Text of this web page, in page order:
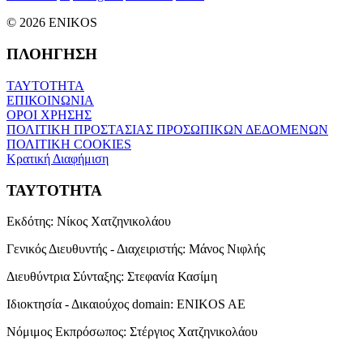
© 2026 ENIKOS
ΠΛΟΗΓΗΣΗ
ΤΑΥΤΟΤΗΤΑ
ΕΠΙΚΟΙΝΩΝΙΑ
ΟΡΟΙ ΧΡΗΣΗΣ
ΠΟΛΙΤΙΚΗ ΠΡΟΣΤΑΣΙΑΣ ΠΡΟΣΩΠΙΚΩΝ ΔΕΔΟΜΕΝΩΝ
ΠΟΛΙΤΙΚΗ COOKIES
Κρατική Διαφήμιση
ΤΑΥΤΟΤΗΤΑ
Εκδότης: Νίκος Χατζηνικολάου
Γενικός Διευθυντής - Διαχειριστής: Μάνος Νιφλής
Διευθύντρια Σύνταξης: Στεφανία Κασίμη
Ιδιοκτησία - Δικαιούχος domain: ENIKOS AE
Νόμιμος Εκπρόσωπος: Στέργιος Χατζηνικολάου